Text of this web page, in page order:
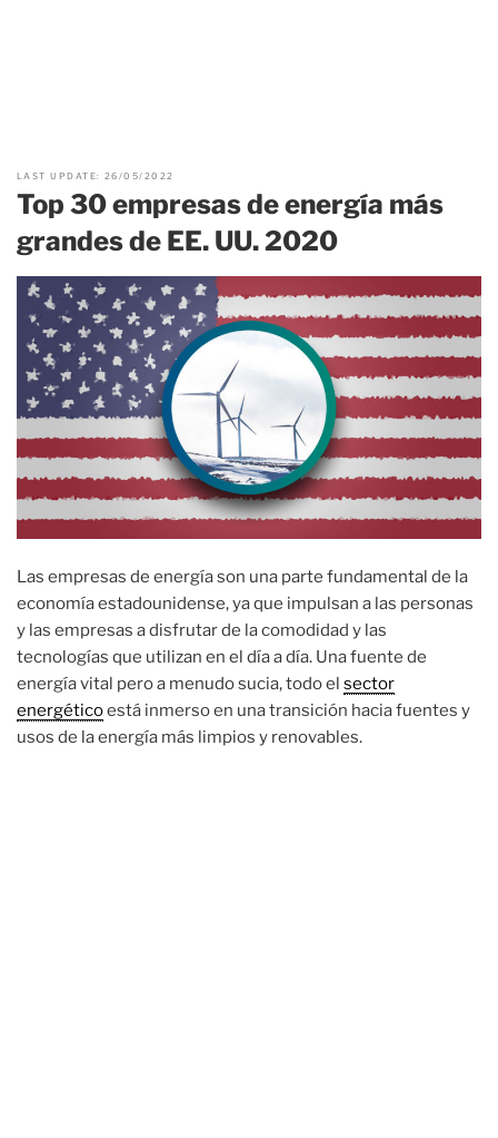
LAST UPDATE: 26/05/2022
Top 30 empresas de energía más
grandes de EE. UU. 2020
Las empresas de energía son una parte fundamental de la
economía estadounidense, ya que impulsan a las personas
y las empresas a disfrutar de la comodidad y las
tecnologías que utilizan en el día a día. Una fuente de
energía vital pero a menudo sucia, todo el sector
energéticoestá inmerso en una transición hacia fuentes y
usos de la energía más limpios y renovables.